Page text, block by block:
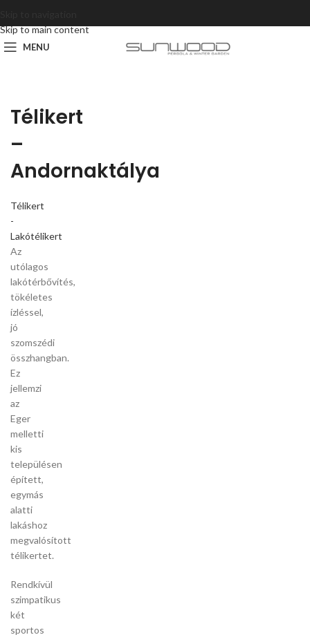
Skip to main content
MENU
Télikert
–
Andornaktálya
Télikert
-
Lakótélikert
Az
utólagos
lakótérbővítés,
tökéletes
ízléssel,
jó
szomszédi
összhangban.
Ez
jellemzi
az
Eger
melletti
kis
településen
épített,
egymás
alatti
lakáshoz
megvalósított
télikertet.
Rendkívül
szimpatikus
két
sportos